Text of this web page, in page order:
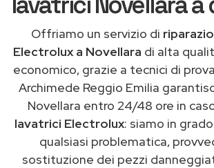
Offriamo un servizio di
Electrolux a Novellara di alta
economico, grazie a tecnici di
Archimede Reggio Emilia
Novellara entro 24/48 ore in
lavatrici Electrolux: siamo in
qualsiasi problematica,
sostituzione dei pezzi